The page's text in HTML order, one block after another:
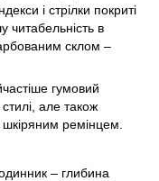
і стрілки покриті
в
склом –
гумовий
але також
шкіряним ремінцем.
– глибина